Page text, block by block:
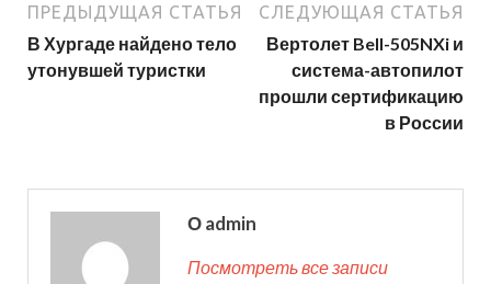
ПРЕДЫДУЩАЯ СТАТЬЯ
В Хургаде найдено тело
утонувшей туристки
СЛЕДУЮЩАЯ СТАТЬЯ
Вертолет Bell-505NXi и
система-автопилот
прошли сертификацию
в России
О admin
Посмотреть все записи